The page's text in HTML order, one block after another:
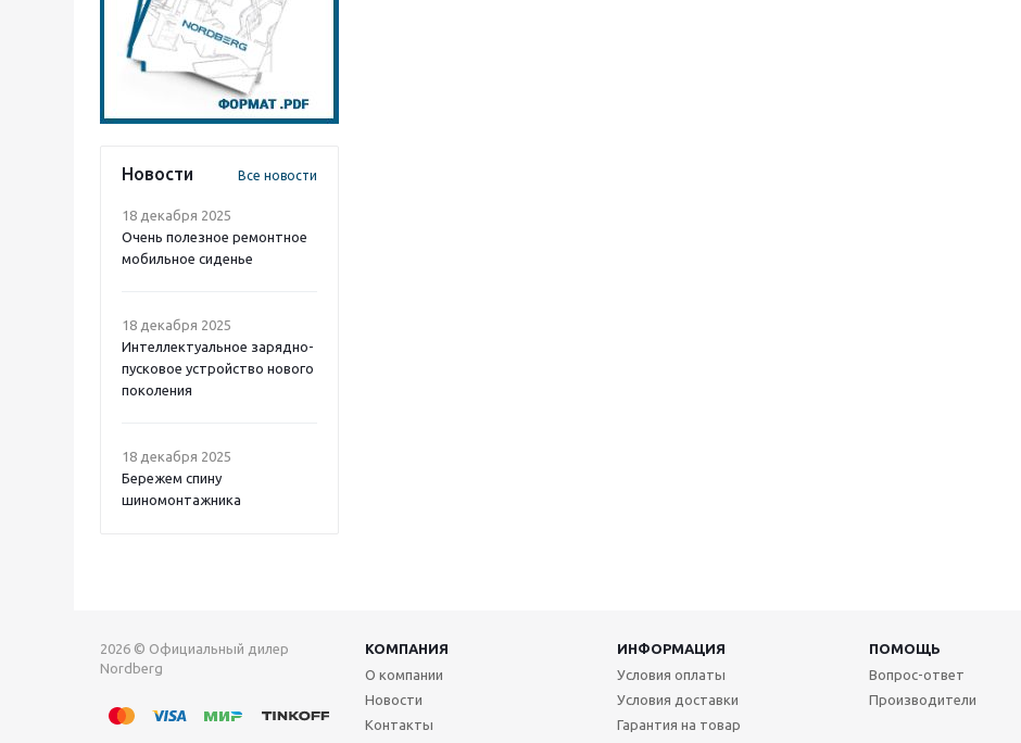
Новости Все новости
18 декабря 2025
Очень полезное ремонтное
мобильное сиденье
18 декабря 2025
Интеллектуальное зарядно-
пусковое устройство нового
поколения
18 декабря 2025
Бережем спину
шиномонтажника
2026 © Официальный дилер
Nordberg
КОМПАНИЯ ИНФОРМАЦИЯ
ПОМОЩЬ
О компании
Новости
Контакты
Условия оплаты
Условия доставки
Гарантия на товар
Вопрос-ответ
Производители